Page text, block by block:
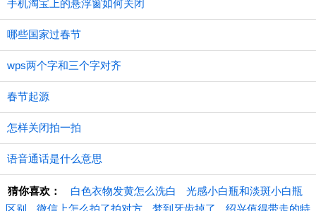
手机淘宝上的悬浮窗如何关闭
哪些国家过春节
wps两个字和三个字对齐
春节起源
怎样关闭拍一拍
语音通话是什么意思
猜你喜欢： 白色衣物发黄怎么洗白
光感小白瓶和淡斑小白瓶
区别
微信上怎么拍了拍对方 梦到牙齿掉了 绍兴值得带走的特